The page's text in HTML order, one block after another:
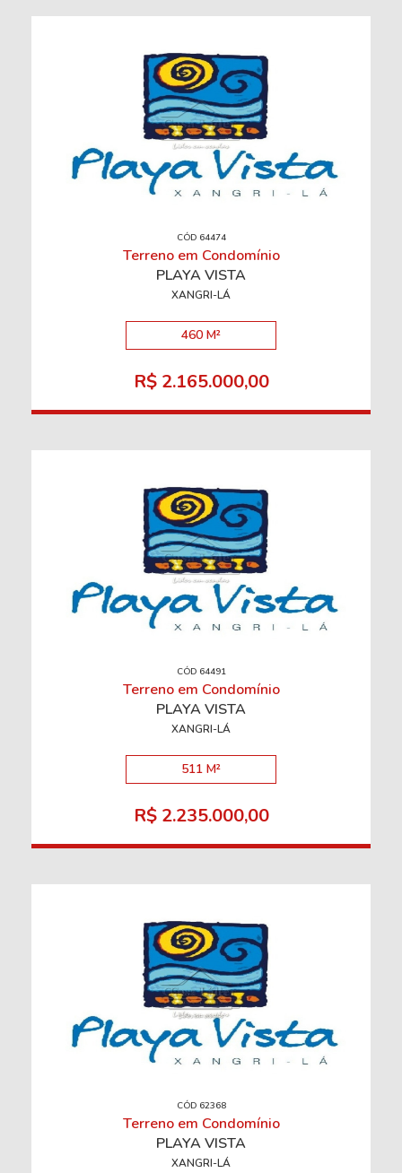
CÓD 64474
Terreno em Condomínio
PLAYA VISTA
XANGRI-LÁ
460 M²
R$ 2.165.000,00
CÓD 64491
Terreno em Condomínio
PLAYA VISTA
XANGRI-LÁ
511 M²
R$ 2.235.000,00
CÓD 62368
Terreno em Condomínio
PLAYA VISTA
XANGRI-LÁ